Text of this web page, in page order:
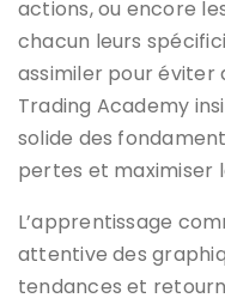
actions, ou encore
chacun leurs
assimiler pour éviter
Trading Academy
solide des
pertes et maximiser
L’apprentissage
attentive des
tendances et